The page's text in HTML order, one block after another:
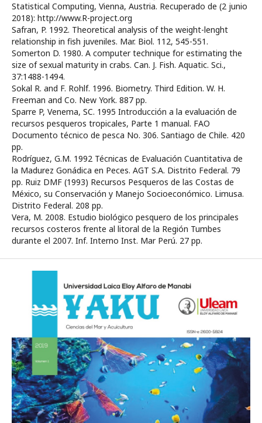
Statistical Computing, Vienna, Austria. Recuperado de (2 junio
2018): http://www.R-project.org
Safran, P. 1992. Theoretical analysis of the weight-lenght
relationship in fish juveniles. Mar. Biol. 112, 545-551.
Somerton D. 1980. A computer technique for estimating the
size of sexual maturity in crabs. Can. J. Fish. Aquatic. Sci.,
37:1488-1494.
Sokal R. and F. Rohlf. 1996. Biometry. Third Edition. W. H.
Freeman and Co. New York. 887 pp.
Sparre P, Venema, SC. 1995 Introducción a la evaluación de
recursos pesqueros tropicales, Parte 1 manual. FAO
Documento técnico de pesca No. 306. Santiago de Chile. 420
pp.
Rodríguez, G.M. 1992 Técnicas de Evaluación Cuantitativa de
la Madurez Gonádica en Peces. AGT S.A. Distrito Federal. 79
pp. Ruiz DMF (1993) Recursos Pesqueros de las Costas de
México, su Conservación y Manejo Socioeconómico. Limusa.
Distrito Federal. 208 pp.
Vera, M. 2008. Estudio biológico pesquero de los principales
recursos costeros frente al litoral de la Región Tumbes
durante el 2007. Inf. Interno Inst. Mar Perú. 27 pp.